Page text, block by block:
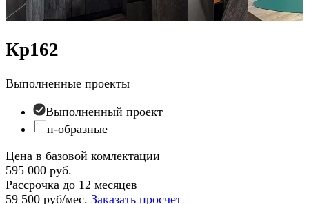
Кр162
Выполненные проекты
Выполненный проект
п-образные
Цена в базовой комлектации
595 000 руб.
Рассрочка до 12 месяцев
59 500 руб/мес. Заказать просчет